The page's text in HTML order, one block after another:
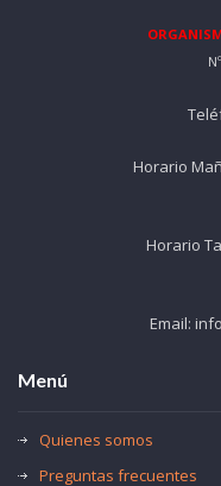
Horario
Horario
Email:
Menú
Quienes somos
Preguntas frecuentes